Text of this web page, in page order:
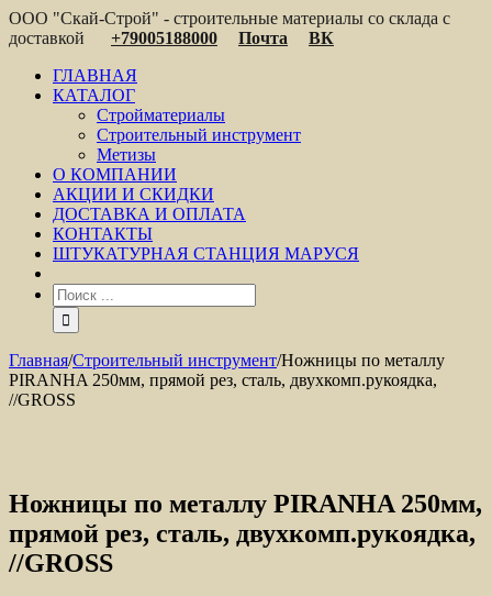
ООО "Скай-Строй" - строительные материалы со склада с
доставкой
+79005188000 Почта
ВК
ГЛАВНАЯ
КАТАЛОГ
Стройматериалы
Строительный инструмент
Метизы
О КОМПАНИИ
АКЦИИ И СКИДКИ
ДОСТАВКА И ОПЛАТА
КОНТАКТЫ
ШТУКАТУРНАЯ СТАНЦИЯ МАРУСЯ
Главная/Строительный инструмент/Ножницы по металлу
PIRANHA 250мм, прямой рез, сталь, двухкомп.рукоядка,
//GROSS
Ножницы по металлу PIRANHA 250мм,
прямой рез, сталь, двухкомп.рукоядка,
//GROSS